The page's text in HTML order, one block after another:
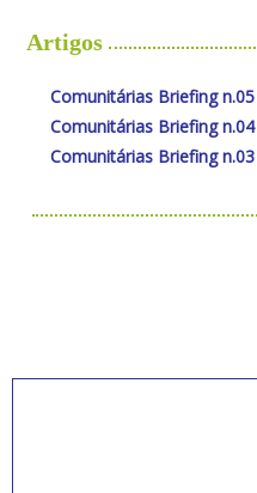
Artigos
Comunitárias Briefing n.05
Comunitárias Briefing n.04
Comunitárias Briefing n.03